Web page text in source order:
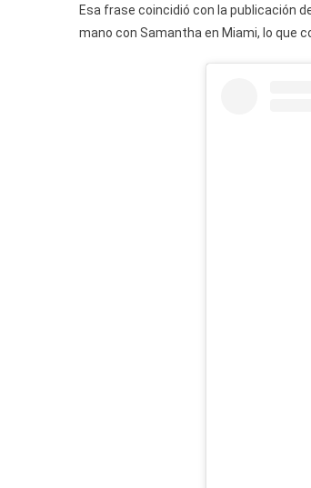
Esa frase coincidió con la publicación
mano con Samantha en Miami, lo que